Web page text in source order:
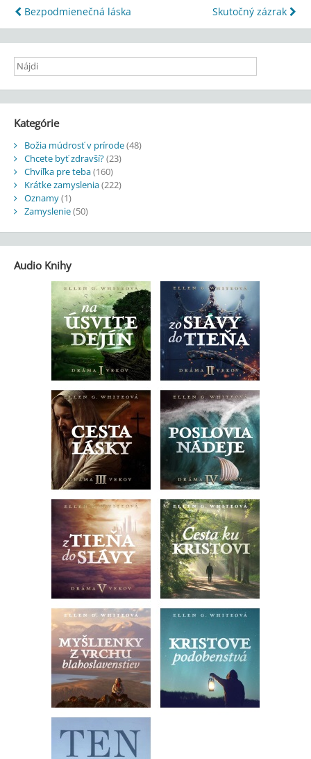
Navigácia
v
článku
Bezpodmienečná láska Skutočný zázrak
Kategórie
Božia múdrosť v prírode(48)
Chcete byť zdravší?(23)
Chvíľka pre teba(160)
Krátke zamyslenia(222)
Oznamy(1)
Zamyslenie(50)
Audio Knihy